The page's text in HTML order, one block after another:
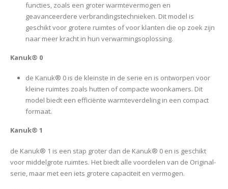
functies, zoals een groter warmtevermogen en
geavanceerdere verbrandingstechnieken. Dit model is
geschikt voor grotere ruimtes of voor klanten die op zoek zijn
naar meer kracht in hun verwarmingsoplossing.
Kanuk® 0
de Kanuk® 0 is de kleinste in de serie en is ontworpen voor
kleine ruimtes zoals hutten of compacte woonkamers. Dit
model biedt een efficiënte warmteverdeling in een compact
formaat.
Kanuk® 1
de Kanuk® 1 is een stap groter dan de Kanuk® 0 en is geschikt
voor middelgrote ruimtes. Het biedt alle voordelen van de Original-
serie, maar met een iets grotere capaciteit en vermogen.